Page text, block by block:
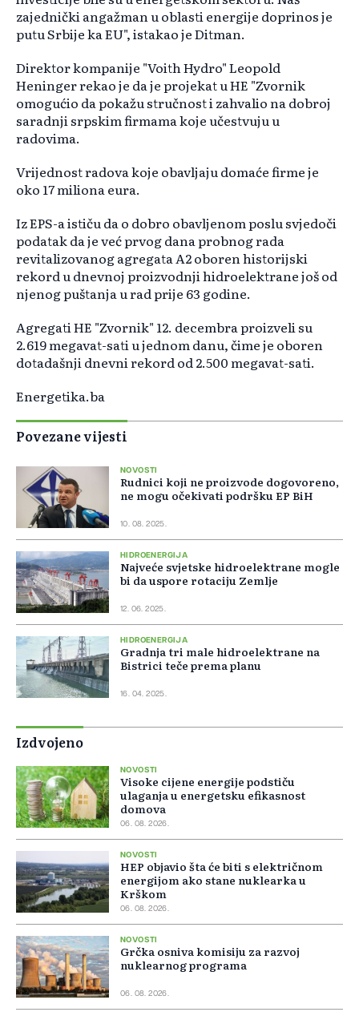
zajednički angažman u oblasti energije doprinos je
putu Srbije ka EU", istakao je Ditman.
Direktor kompanije "Voith Hydro" Leopold
Heninger rekao je da je projekat u HE "Zvornik
omogućio da pokažu stručnost i zahvalio na dobroj
saradnji srpskim firmama koje učestvuju u
radovima.
Vrijednost radova koje obavljaju domaće firme je
oko 17 miliona eura.
Iz EPS-a ističu da o dobro obavljenom poslu svjedoči
podatak da je već prvog dana probnog rada
revitalizovanog agregata A2 oboren historijski
rekord u dnevnoj proizvodnji hidroelektrane još od
njenog puštanja u rad prije 63 godine.
Agregati HE "Zvornik" 12. decembra proizveli su
2.619 megavat-sati u jednom danu, čime je oboren
dotadašnji dnevni rekord od 2.500 megavat-sati.
Energetika.ba
Povezane vijesti
NOVOSTI
Rudnici koji ne proizvode dogovoreno,
ne mogu očekivati podršku EP BiH
10. 08. 2025.
HIDROENERGIJA
Najveće svjetske hidroelektrane mogle
bi da uspore rotaciju Zemlje
12. 06. 2025.
HIDROENERGIJA
Gradnja tri male hidroelektrane na
Bistrici teče prema planu
16. 04. 2025.
Izdvojeno
NOVOSTI
Visoke cijene energije podstiču
ulaganja u energetsku efikasnost
domova
06. 08. 2026.
NOVOSTI
HEP objavio šta će biti s električnom
energijom ako stane nuklearka u
Krškom
06. 08. 2026.
NOVOSTI
Grčka osniva komisiju za razvoj
nuklearnog programa
06. 08. 2026.